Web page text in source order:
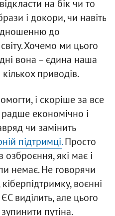
на бік чи то
і докори, чи навіть
до
Хочемо ми цього
вона – єдина наша
кількох приводів.
і скоріше за все
радше економічно і
чи замінить
підтримці.Просто
озброєння, які має і
немає. Не говорячи
воєнні
виділить, але цього
путіна.